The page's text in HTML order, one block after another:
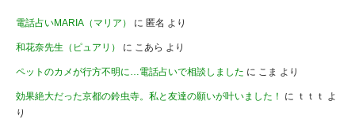
電話占いMARIA（マリア） に 匿名 より
和花奈先生（ピュアリ） に こあら より
ペットのカメが行方不明に…電話占いで相談しました に こま より
効果絶大だった京都の鈴虫寺。私と友達の願いが叶いました！ に ｔｔｔ よ
り